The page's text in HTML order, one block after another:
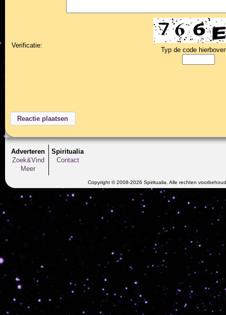
Verificatie:
Typ de code
Adverteren
Zoek&Vind
Meer
Spiritualia
Contact
Copyright © 2008-2026 Spiritualia. Alle rechten